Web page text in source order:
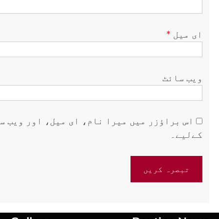
ای میل *
ویب‌ سائٹ
اس براؤزر میں میرا نام، ای میل، اور
کےلیے۔